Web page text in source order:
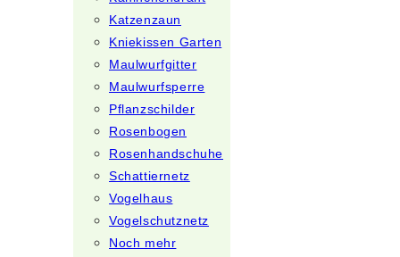
Katzenzaun
Kniekissen Garten
Maulwurfgitter
Maulwurfsperre
Pflanzschilder
Rosenbogen
Rosenhandschuhe
Schattiernetz
Vogelhaus
Vogelschutznetz
Noch mehr